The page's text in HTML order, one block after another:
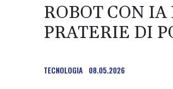
ROBOT CON
PRATERIE DI
TECNOLOGIA 08.05.2026